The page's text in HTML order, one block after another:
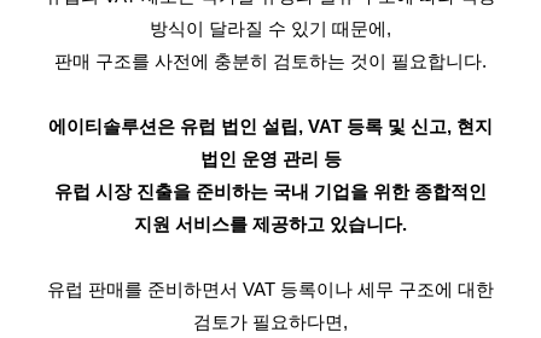
방식이 달라질 수 있기 때문에,
판매 구조를 사전에 충분히 검토하는 것이 필요합니다.
에이티솔루션은 유럽 법인 설립, VAT 등록 및 신고, 현지
법인 운영 관리 등
유럽 시장 진출을 준비하는 국내 기업을 위한 종합적인
지원 서비스를 제공하고 있습니다.
유럽 판매를 준비하면서 VAT 등록이나 세무 구조에 대한
검토가 필요하다면,